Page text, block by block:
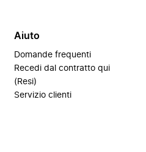
Aiuto
Domande frequenti
Recedi dal contratto qui
(Resi)
Servizio clienti